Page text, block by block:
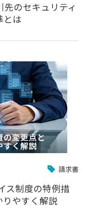
先のセキュリティ
とは
請求書
ス制度の特例措
やすく解説